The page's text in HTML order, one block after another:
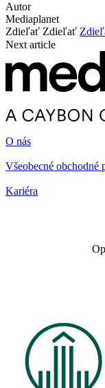
Autor
Mediaplanet
Zdieľať Zdieľať
Next article
O nás
Všeobecné obchodné
Kariéra